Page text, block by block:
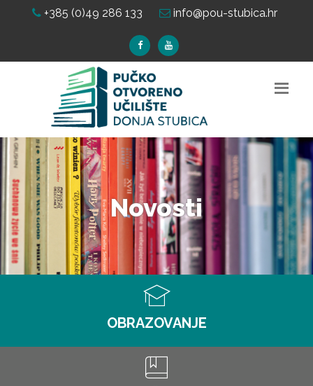
+385 (0)49 286 133 info@pou-stubica.hr
Novosti
OBRAZOVANJE